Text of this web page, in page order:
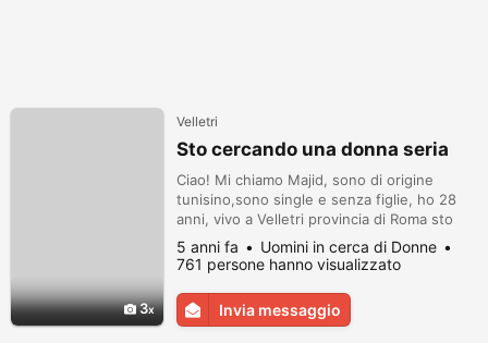
3
Velletri
Sto cercando una donna seria
Ciao! Mi chiamo Majid, sono di origine
tunisino,sono single e senza figlie, ho 28
anni, vivo a Velletri provincia di Roma sto
cercando una donna single e seria per un
vero rapporto basato sulla sincerità, non
sto cercando awentura ne sesso. gmail:
majid.tunisino@gmail.com facebook majid
nemsi mio cel 3510596912 cordiali salute
5 anni fa
Uomini in cerca di Donne
761 persone hanno visualizzato
Invia messaggio